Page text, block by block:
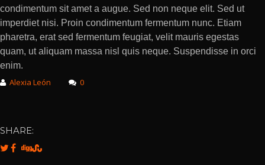
condimentum sit amet a augue. Sed non neque elit. Sed ut
imperdiet nisi. Proin condimentum fermentum nunc. Etiam
pharetra, erat sed fermentum feugiat, velit mauris egestas
quam, ut aliquam massa nisl quis neque. Suspendisse in orci
enim.
Alexia León 0
SHARE: